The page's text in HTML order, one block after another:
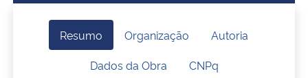
Ministério do Turismo
Ministério do Desenvolvimento Regional
Resumo Organização
Autoria
Dados da Obra
CNPq